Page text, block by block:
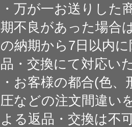
・万が一お送りした
期不良があった場合
の納期から7日以内
品・交換にて対応い
・お客様の都合(色、
圧などの注文間違い
よる返品・交換は不